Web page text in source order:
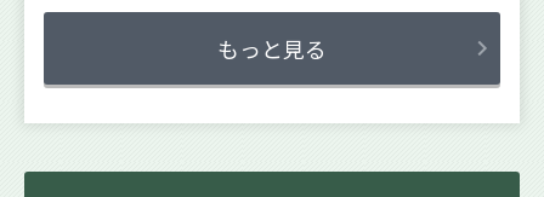
もっと見る